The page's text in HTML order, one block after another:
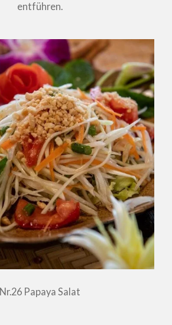
entführen.
Nr.26 Papaya Salat